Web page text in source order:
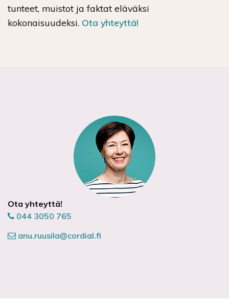
tunteet, muistot ja faktat eläväksi
kokonaisuudeksi. Ota yhteyttä!
Ota yhteyttä!
044 3050 765
anu.ruusila@cordial.fi